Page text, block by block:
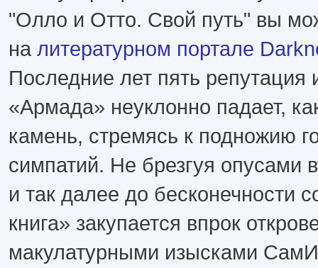
"Олло и Отто. Свой путь" вы
на литературном портале
Последние лет пять репутация
«Армада» неуклонно падает,
камень, стремясь к подножию
симпатий. Не брезгуя опусами
и так далее до бесконечности
книга» закупается впрок
макулатурными изысками